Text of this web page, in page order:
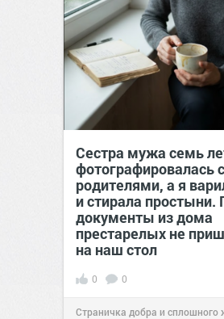
Сестра мужа семь
фотографировалась с
родителями, а я
и стирала простыни.
документы из дома
престарелых не
на наш стол
0 0
Страничка добра и сплошного